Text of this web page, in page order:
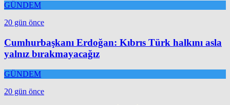
GÜNDEM
20 gün önce
Cumhurbaşkanı Erdoğan: Kıbrıs Türk halkını asla
yalnız bırakmayacağız
GÜNDEM
20 gün önce